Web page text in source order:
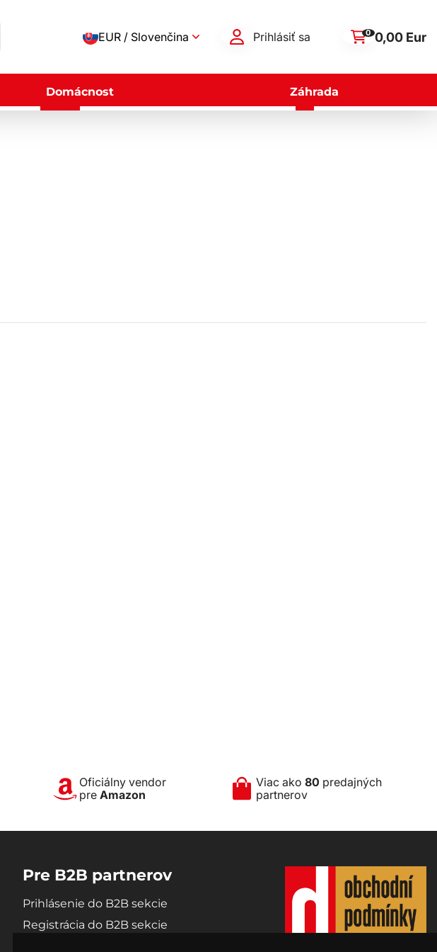
EUR / Slovenčina Prihlásiť sa 0 0,00 Eur
Domácnost Záhrada
Oficiálny vendor
preAmazon
Viac ako 80 predajných
partnerov
Pre B2B partnerov
Prihlásenie do B2B sekcie
Registrácia do B2B sekcie